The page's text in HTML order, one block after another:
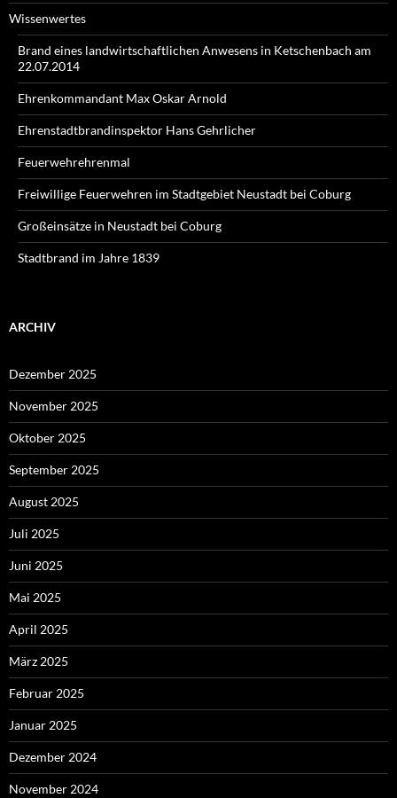
Wissenwertes
Brand eines landwirtschaftlichen Anwesens in Ketschenbach am
22.07.2014
Ehrenkommandant Max Oskar Arnold
Ehrenstadtbrandinspektor Hans Gehrlicher
Feuerwehrehrenmal
Freiwillige Feuerwehren im Stadtgebiet Neustadt bei Coburg
Großeinsätze in Neustadt bei Coburg
Stadtbrand im Jahre 1839
ARCHIV
Dezember 2025
November 2025
Oktober 2025
September 2025
August 2025
Juli 2025
Juni 2025
Mai 2025
April 2025
März 2025
Februar 2025
Januar 2025
Dezember 2024
November 2024